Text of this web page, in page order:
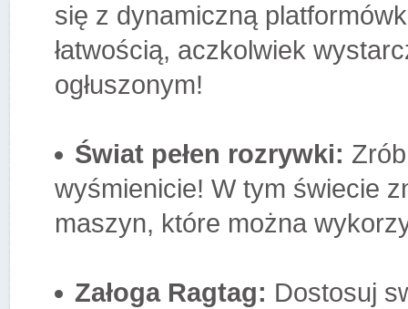
się z dynamiczną
łatwością, aczkolwiek
ogłuszonym!
Świat pełen rozrywki:
wyśmienicie! W tym świecie
maszyn, które można
Załoga Ragtag: Dostosuj